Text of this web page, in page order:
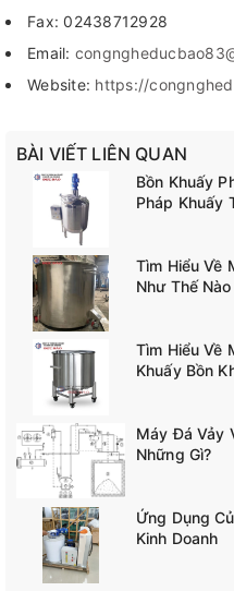
Fax: 02438712928
Email:
Website: https://
BÀI VIẾT LIÊN QUAN
Bồn Khuấy
Pháp Khuấy
Tìm Hiểu Về
Như Thế Nào
Tìm Hiểu Về
Khuấy Bồn
Máy Đá Vảy
Những Gì?
Ứng Dụng
Kinh Doanh